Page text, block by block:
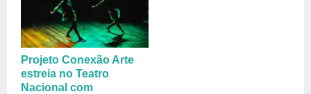
Projeto Conexão Arte
estreia no Teatro
Nacional com